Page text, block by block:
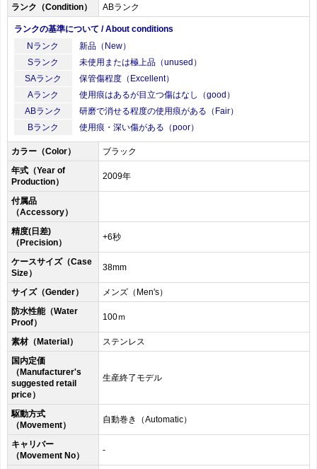
ランク（Condition）
ABランク
ランクの基準について / About conditions
Nランク
新品（New）
Sランク
未使用または極上品（unused）
SAランク
保管傷程度（Excellent）
Aランク
使用痕はあるが目立つ傷はなし（good）
ABランク
研磨で消せる程度の使用痕がある（Fair）
Bランク
使用痕・深い傷がある（poor）
カラー（Color）
ブラック
年式（Year of
Production）
2009年
付属品
（Accessory）
精度(日差)
（Precision）
+6秒
ケースサイズ（Case
Size）
38mm
サイズ（Gender）
メンズ（Men's）
防水性能（Water
Proof）
100ｍ
素材（Material）
ステンレス
国内定価
（Manufacturer's
suggested retail
price）
生産終了モデル
駆動方式
（Movement）
自動巻き（Automatic）
キャリバー
（Movement No）
-